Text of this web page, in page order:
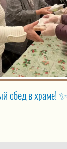
обед в храме! ✨